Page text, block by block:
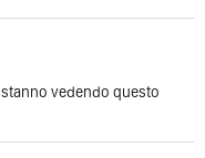
Lo Decidi
vedendo questo